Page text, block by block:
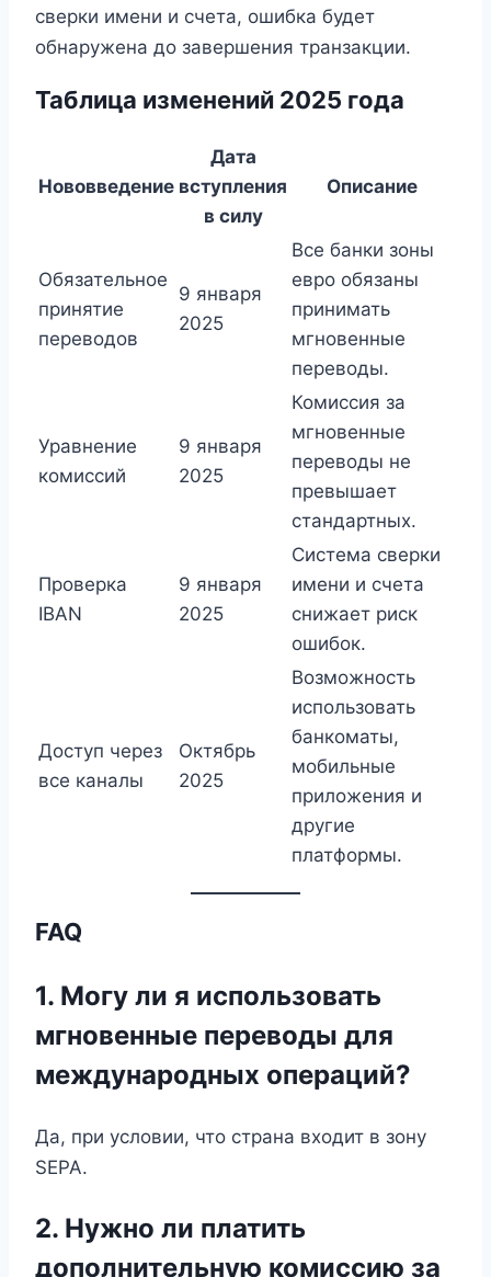
сверки имени и счета, ошибка будет
обнаружена до завершения транзакции.
Таблица изменений 2025 года
Нововведение
Дата
вступления
в силу
Описание
Обязательное
принятие
переводов
9 января
2025
Все банки зоны
евро обязаны
принимать
мгновенные
переводы.
Уравнение
комиссий
9 января
2025
Комиссия за
мгновенные
переводы не
превышает
стандартных.
Проверка
IBAN
9 января
2025
Система сверки
имени и счета
снижает риск
ошибок.
Доступ через
все каналы
Октябрь
2025
Возможность
использовать
банкоматы,
мобильные
приложения и
другие
платформы.
FAQ
1. Могу ли я использовать
мгновенные переводы для
международных операций?
Да, при условии, что страна входит в зону
SEPA.
2. Нужно ли платить
дополнительную комиссию за